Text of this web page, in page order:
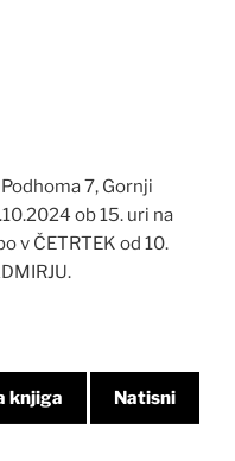
7, Gornji
ob 15. uri na
v ČETRTEK od 10.
knjiga Natisni